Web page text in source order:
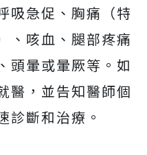
吸急促、胸痛（特
、咳血、腿部疼痛
頭暈或暈厥等。如
醫，並告知醫師個
診斷和治療。